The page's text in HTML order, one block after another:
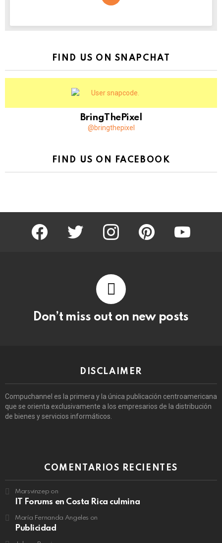
FIND US ON SNAPCHAT
BringThePixel
@bringthepixel
FIND US ON FACEBOOK
facebook twitter instagram pinterest
Don’t miss out on new posts
DISCLAIMER
Compuchannel es la primera y la única publicación centroamericana
que se orienta exclusivamente a los empresarios de la distribución
de bienes y servicios informáticos.
COMENTARIOS RECIENTES
Marsvinzep on
IT Forums en Costa Rica culmina
María Fernanda Angeles on
Publicidad